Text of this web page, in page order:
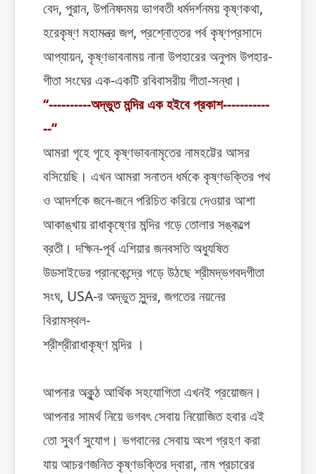
বেদ, পুরান, উপনিষদময় ভাগবতী ধর্মদর্শনময় কৃষ্ণকথা,
হরেকৃষ্ণ মহামন্ত্র জপ, প্রশ্নোত্তর পর্ব কৃষ্ণপ্রসাদে
আপ্যায়ন, কৃষ্ণভাবনাময় নানা উপহারের অনুপম উপহার-
গীতা সংঘের এক-একটি রবিবাসরীয় গীতা-সন্ধা।
‘‘----------অদ্ভুত মন্দির এক হইবে প্রকাশ-----------
--’’
আমরা গৃহে গৃহে কৃষ্ণভাবনামৃতের নামহট্টের আসর
বসিয়েছি। এখন আমরা সনাতন ধর্মকে কৃষ্ণভক্তির পথ
ও আদর্শকে জনে-জনে পরিচিত করিয়ে দেওয়ার আশা
আকাঙ্খায় রাধাকৃষ্ণের মন্দির গড়ে তোলার সঙ্কল্পে
ব্রতী। দক্ষিন-পূর্ব এশিয়ার জনবসতি অধ্যুষিত
উডসাইডের প্রানকেন্দ্রে গড়ে উঠছে শ্রীমদ্ভগবদগীতা
সংঘ, USA-র অদ্ভুত সুন্দর, জগতের নয়নের
বিরামস্থল-
শ্রীশ্রীরাধাকৃষ্ণ মন্দির ।
আপনার অকুন্ঠ আর্থিক সহযোগিতা এখনই প্রয়োজন।
আপনার সামর্থ নিয়ে ভগবৎ সেবায় নিয়োজিত হবার এই
তো সুবর্ণ সুযোগ। ভগবানের সেবায় অংশ গ্রহণ করা
যায় আচরণজনিত কৃষ্ণভক্তির দ্বারা, নাম প্রচারের